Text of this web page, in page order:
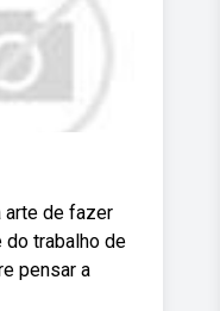
arte de fazer
trabalho de
pensar a